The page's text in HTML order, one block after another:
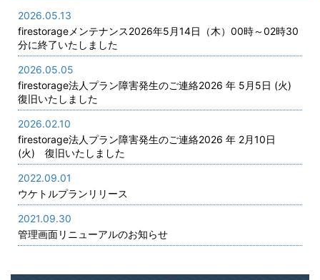
2026.05.13
firestorageメンテナンス2026年5月14日（木）00時～02時30
分に終了いたしました
2026.05.05
firestorage法人プラン障害発生のご連絡2026 年 5月5日 (火)
復旧いたしました
2026.02.10
firestorage法人プラン障害発生のご連絡2026 年 2月10日
(火) 復旧いたしました
2022.09.01
ウケトルプランリリース
2021.09.30
管理画面リニューアルのお知らせ